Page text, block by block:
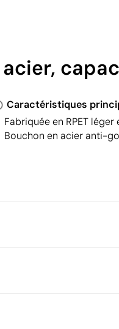
Caractéristiques
Fabriquée en RPET
Bouchon en acier anti-